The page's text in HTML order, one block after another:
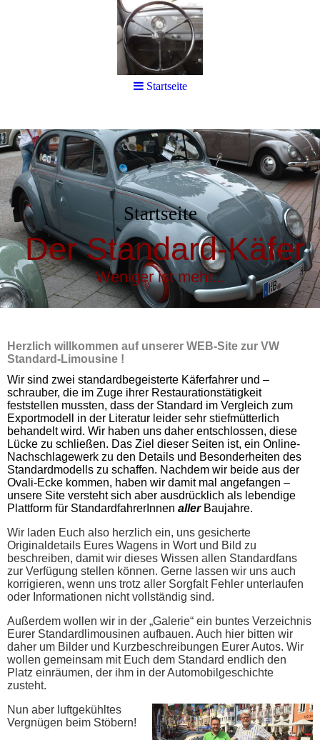
Startseite
Der Standard-Käfer
Weniger ist mehr...
Herzlich willkommen auf unserer WEB-Site zur VW
Standard-Limousine !
Wir sind zwei standardbegeisterte Käferfahrer und –
schrauber, die im Zuge ihrer Restaurationstätigkeit
feststellen mussten, dass der Standard im Vergleich zum
Exportmodell in der Literatur leider sehr stiefmütterlich
behandelt wird. Wir haben uns daher entschlossen, diese
Lücke zu schließen. Das Ziel dieser Seiten ist, ein Online-
Nachschlagewerk zu den Details und Besonderheiten des
Standardmodells zu schaffen. Nachdem wir beide aus der
Ovali-Ecke kommen, haben wir damit mal angefangen –
unsere Site versteht sich aber ausdrücklich als lebendige
Plattform für StandardfahrerInnen allerBaujahre.
Wir laden Euch also herzlich ein, uns gesicherte
Originaldetails Eures Wagens in Wort und Bild zu
beschreiben, damit wir dieses Wissen allen Standardfans
zur Verfügung stellen können. Gerne lassen wir uns auch
korrigieren, wenn uns trotz aller Sorgfalt Fehler unterlaufen
oder Informationen nicht vollständig sind.
Außerdem wollen wir in der „Galerie“ ein buntes Verzeichnis
Eurer Standardlimousinen aufbauen. Auch hier bitten wir
daher um Bilder und Kurzbeschreibungen Eurer Autos. Wir
wollen gemeinsam mit Euch dem Standard endlich den
Platz einräumen, der ihm in der Automobilgeschichte
zusteht.
Nun aber luftgekühltes
Vergnügen beim Stöbern!
Startseite